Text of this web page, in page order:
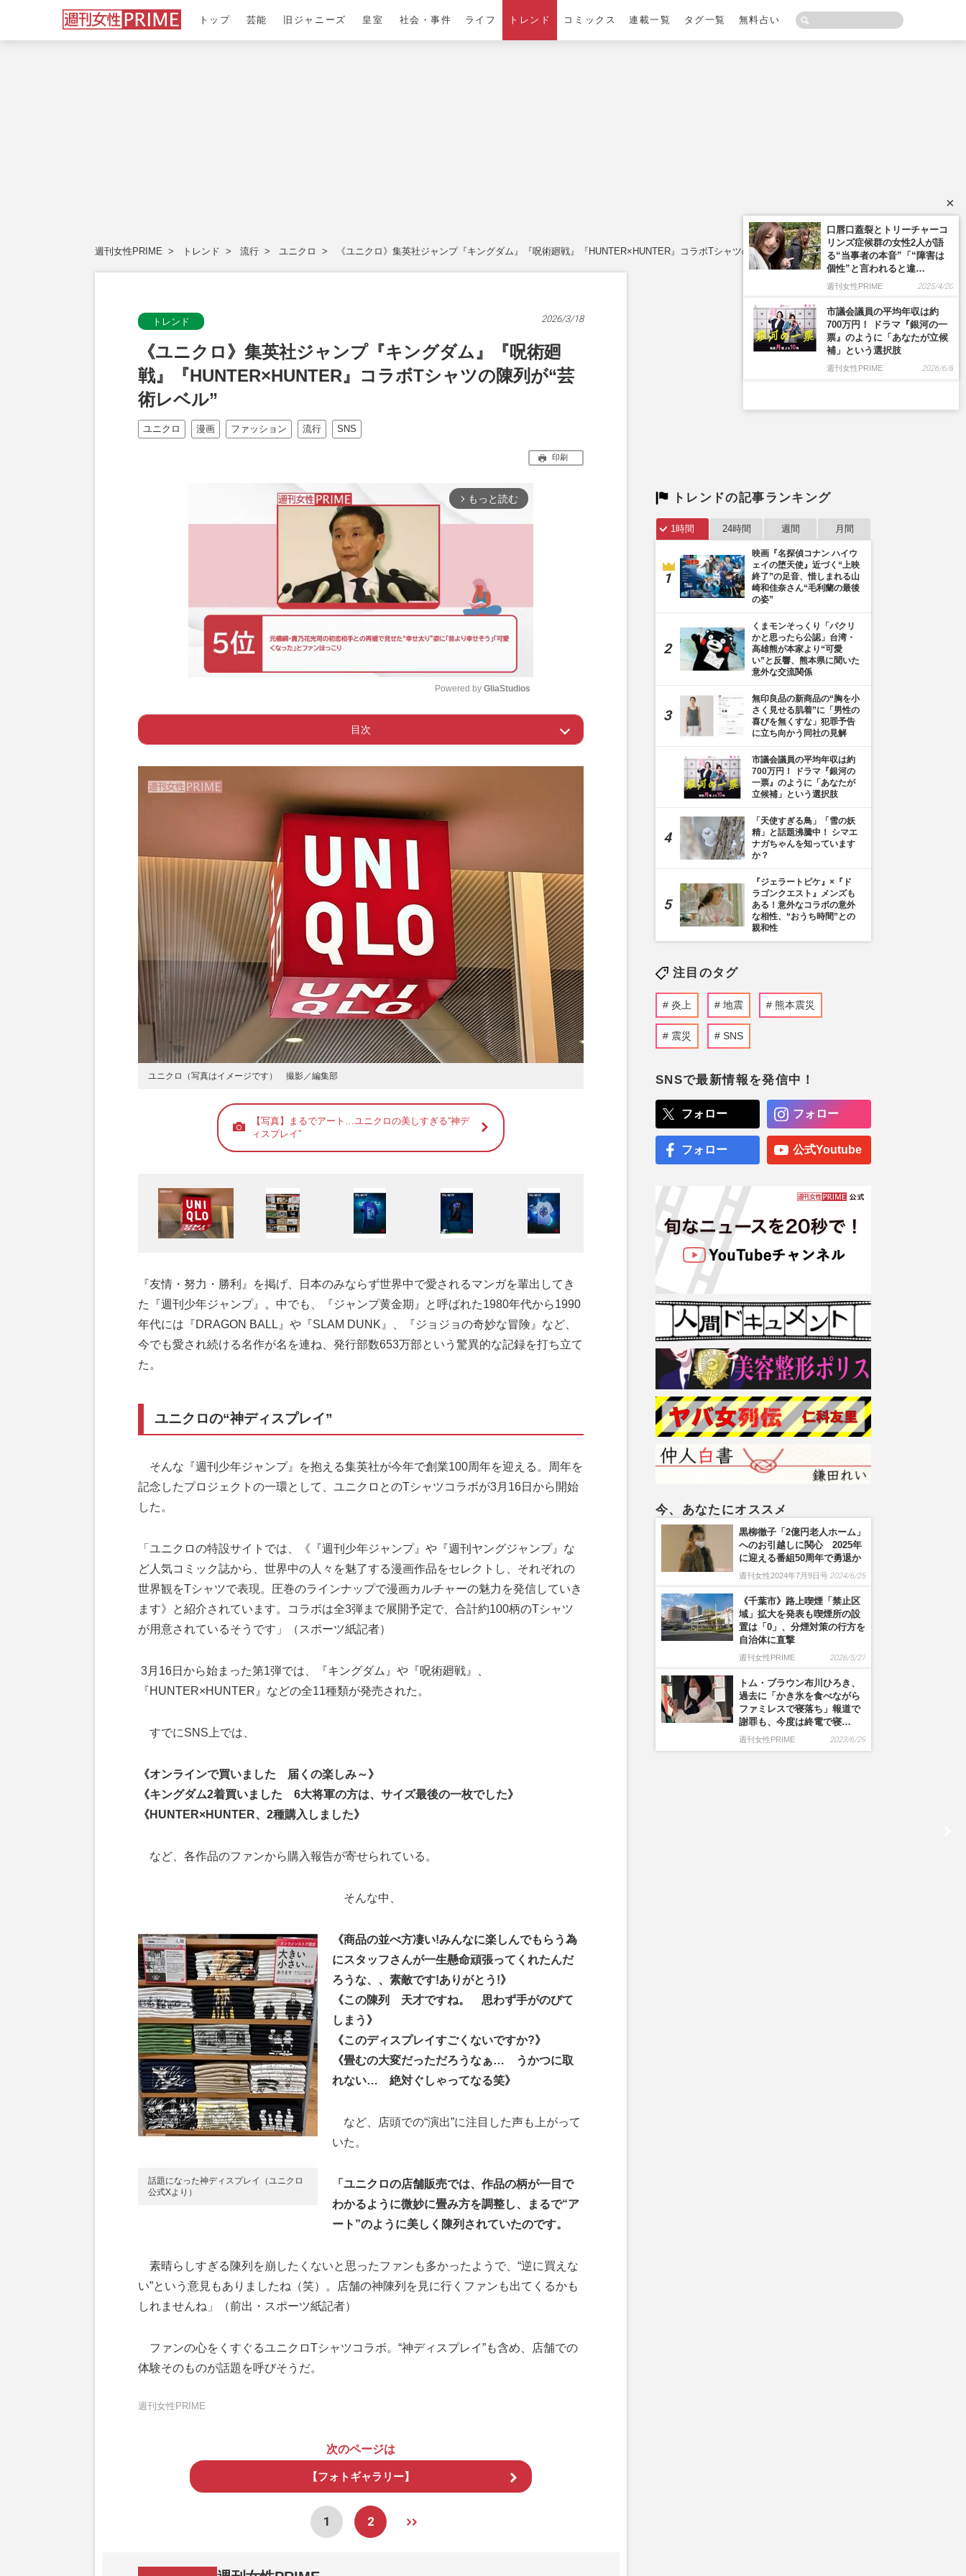
トップ 芸能 旧ジャニーズ 皇室 社会・事件 ライフ トレンド コミックス 連載一覧 タグ一覧 無料占い
週刊女性PRIME トレンド 流行 ユニクロ 《ユニクロ》集英社ジャンプ『キングダム』『呪術廻戦』『HUNTER×HUNTER』コラボTシャツの陳列が“芸術レベル”
トレンド 2026/3/18
《ユニクロ》集英社ジャンプ『キングダム』『呪術廻
戦』『HUNTER×HUNTER』コラボTシャツの陳列が“芸
術レベル”
ユニクロ 漫画 ファッション 流行 SNS
印刷
arrow_forward_ios もっと読む
t
Powered by GliaStudios
目次
Page 1 ー ユニクロの“神ディスプレイ”
ユニクロ（写真はイメージです） 撮影／編集部
【写真】まるでアート…ユニクロの美しすぎる“神デ
ィスプレイ”
『友情・努力・勝利』を掲げ、日本のみならず世界中で愛されるマンガを輩出してき
た『週刊少年ジャンプ』。中でも、『ジャンプ黄金期』と呼ばれた1980年代から1990
年代には『DRAGON BALL』や『SLAM DUNK』、『ジョジョの奇妙な冒険』など、
今でも愛され続ける名作が名を連ね、発行部数653万部という驚異的な記録を打ち立て
た。
ユニクロの“神ディスプレイ”
そんな『週刊少年ジャンプ』を抱える集英社が今年で創業100周年を迎える。周年を
記念したプロジェクトの一環として、ユニクロとのTシャツコラボが3月16日から開始
した。
「ユニクロの特設サイトでは、《『週刊少年ジャンプ』や『週刊ヤングジャンプ』な
ど人気コミック誌から、世界中の人々を魅了する漫画作品をセレクトし、それぞれの
世界観をTシャツで表現。圧巻のラインナップで漫画カルチャーの魅力を発信していき
ます》と紹介されています。コラボは全3弾まで展開予定で、合計約100柄のTシャツ
が用意されているそうです」（スポーツ紙記者）
3月16日から始まった第1弾では、『キングダム』や『呪術廻戦』、
『HUNTER×HUNTER』などの全11種類が発売された。
すでにSNS上では、
《オンラインで買いました 届くの楽しみ～》
《キングダム2着買いました 6大将軍の方は、サイズ最後の一枚でした》
《HUNTER×HUNTER、2種購入しました》
など、各作品のファンから購入報告が寄せられている。
話題になった神ディスプレイ（ユニクロ
公式Xより）
そんな中、
《商品の並べ方凄い!みんなに楽しんでもらう為
にスタッフさんが一生懸命頑張ってくれたんだ
ろうな、、素敵です!ありがとう!》
《この陳列 天才ですね。 思わず手がのびて
しまう》
《このディスプレイすごくないですか?》
《畳むの大変だっただろうなぁ… うかつに取
れない… 絶対ぐしゃってなる笑》
など、店頭での“演出”に注目した声も上がって
いた。
「ユニクロの店舗販売では、作品の柄が一目で
わかるように微妙に畳み方を調整し、まるで“ア
ート”のように美しく陳列されていたのです。
素晴らしすぎる陳列を崩したくないと思ったファンも多かったようで、“逆に買えな
い”という意見もありましたね（笑）。店舗の神陳列を見に行くファンも出てくるかも
しれませんね」（前出・スポーツ紙記者）
ファンの心をくすぐるユニクロTシャツコラボ。“神ディスプレイ”も含め、店舗での
体験そのものが話題を呼びそうだ。
週刊女性PRIME
次のページは
【フォトギャラリー】
1 2
トレンドの記事ランキング
1時間 24時間 週間 月間
映画『名探偵コナン ハイウ
ェイの堕天使』近づく“上映
終了”の足音、惜しまれる山
崎和佳奈さん“毛利蘭の最後
の姿”
くまモンそっくり「パクリ
かと思ったら公認」台湾・
高雄熊が本家より“可愛
い”と反響、熊本県に聞いた
意外な交流関係
無印良品の新商品の“胸を小
さく見せる肌着”に「男性の
喜びを無くすな」犯罪予告
に立ち向かう同社の見解
市議会議員の平均年収は約
700万円！ ドラマ『銀河の
一票』のように「あなたが
立候補」という選択肢
「天使すぎる鳥」「雪の妖
精」と話題沸騰中！ シマエ
ナガちゃんを知っています
か？
『ジェラートピケ』×『ド
ラゴンクエスト』メンズも
ある！意外なコラボの意外
な相性、“おうち時間”との
親和性
注目のタグ
炎上 地震 熊本震災
震災 SNS
SNSで最新情報を発信中！
フォロー フォロー
フォロー 公式Youtube
今、あなたにオススメ
黒柳徹子「2億円老人ホーム」
へのお引越しに関心 2025年
に迎える番組50周年で勇退か
週刊女性2024年7月9日号 2024/6/25
《千葉市》路上喫煙「禁止区
域」拡大を発表も喫煙所の設
置は「0」、分煙対策の行方を
自治体に直撃
週刊女性PRIME 2026/5/27
トム・ブラウン布川ひろき、
過去に「かき氷を食べながら
ファミレスで寝落ち」報道で
謝罪も、今度は終電で寝…
週刊女性PRIME 2023/6/29
×